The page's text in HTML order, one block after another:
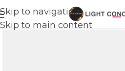
Skip to navigation
Skip to main content